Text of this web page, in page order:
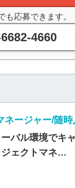
も応募できます。
4660
ネージャー/随
バル環境でキ
ジェクトマネ…